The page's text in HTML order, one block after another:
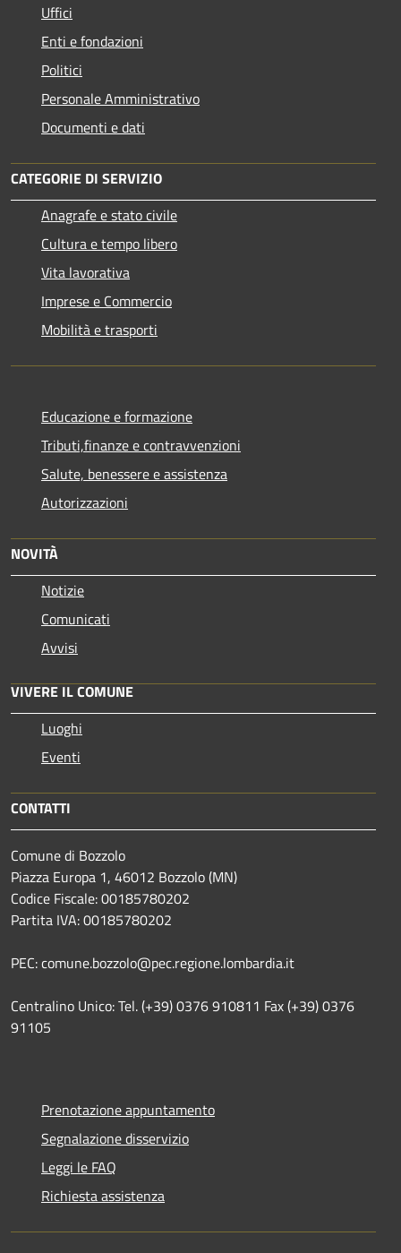
Uffici
Enti e fondazioni
Politici
Personale Amministrativo
Documenti e dati
CATEGORIE DI SERVIZIO
Anagrafe e stato civile
Cultura e tempo libero
Vita lavorativa
Imprese e Commercio
Mobilità e trasporti
Educazione e formazione
Tributi,finanze e contravvenzioni
Salute, benessere e assistenza
Autorizzazioni
NOVITÀ
Notizie
Comunicati
Avvisi
VIVERE IL COMUNE
Luoghi
Eventi
CONTATTI
Comune di Bozzolo
Piazza Europa 1, 46012 Bozzolo (MN)
Codice Fiscale: 00185780202
Partita IVA: 00185780202
PEC: comune.bozzolo@pec.regione.lombardia.it
Centralino Unico: Tel. (+39) 0376 910811 Fax (+39) 0376
91105
Prenotazione appuntamento
Segnalazione disservizio
Leggi le FAQ
Richiesta assistenza